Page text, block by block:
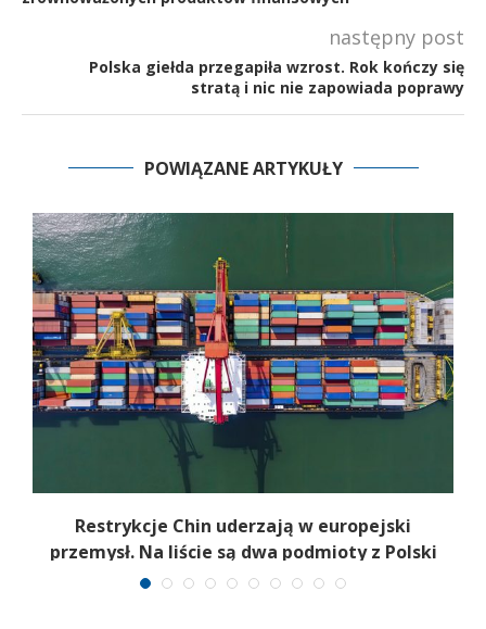
następny post
Polska giełda przegapiła wzrost. Rok kończy się
stratą i nic nie zapowiada poprawy
POWIĄZANE ARTYKUŁY
Restrykcje Chin uderzają w europejski
przemysł. Na liście są dwa podmioty z Polski